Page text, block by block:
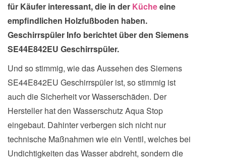
für Käufer interessant, die in der Kücheeine
empfindlichen Holzfußboden haben.
Geschirrspüler Info berichtet über den Siemens
SE44E842EU Geschirrspüler.
Und so stimmig, wie das Aussehen des Siemens
SE44E842EU Geschirrspüler ist, so stimmig ist
auch die Sicherheit vor Wasserschäden. Der
Hersteller hat den Wasserschutz Aqua Stop
eingebaut. Dahinter verbergen sich nicht nur
technische Maßnahmen wie ein Ventil, welches bei
Undichtigkeiten das Wasser abdreht, sondern die